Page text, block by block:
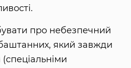
про небезпечний
баштанних, який завжди